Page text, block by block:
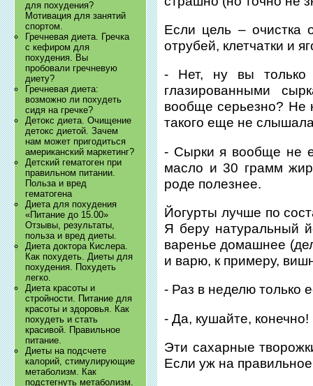
для похудения?
Мотивация для занятий
спортом.
Гречневая диета. Гречка
с кефиром для
похудения. Вы
пробовали гречневую
диету?
Гречневая диета:
возможно ли похудеть
сидя на гречке?
Детокс диета. Очищение
детокс диетой. Зачем
нам может пригодиться
американский маркетинг?
Детский гематоген при
правильном питании.
Польза и вред
гематогена
Диета для похудения
«Питание до 15.00»
Отзывы, результаты,
польза и вред диеты.
Диета доктора Кислера.
Как похудеть. Диеты для
похудения. Похудеть
легко.
Диета красоты и
стройности. Питание для
красоты и здоровья. Как
похудеть и стать
красивой. Правильное
питание.
Диеты на подсчете
калорий, стимулирующие
метаболизм. Как
подстегнуть метаболизм.
Если цель – очистка
отрубей, клетчатки и
- Нет, ну вы только
глазированными
вообще серьезно?
такого еще не
- Сырки я вообще не
масло и 30 грамм
роде полезнее.
Йогурты лучше по
Я беру натуральный
варенье домашнее
и варю, к примеру,
- Раз в неделю только
- Да, кушайте, конечно!
Эти сахарные
Если уж на